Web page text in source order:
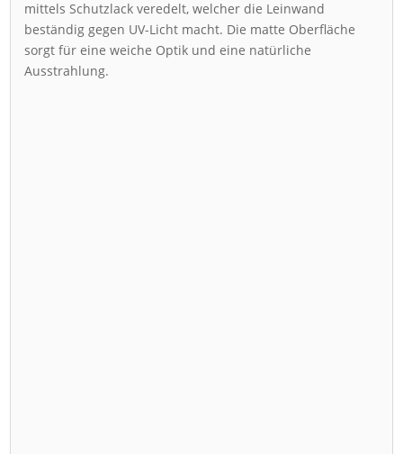
mittels Schutzlack veredelt, welcher die Leinwand
beständig gegen UV-Licht macht. Die matte Oberfläche
sorgt für eine weiche Optik und eine natürliche
Ausstrahlung.